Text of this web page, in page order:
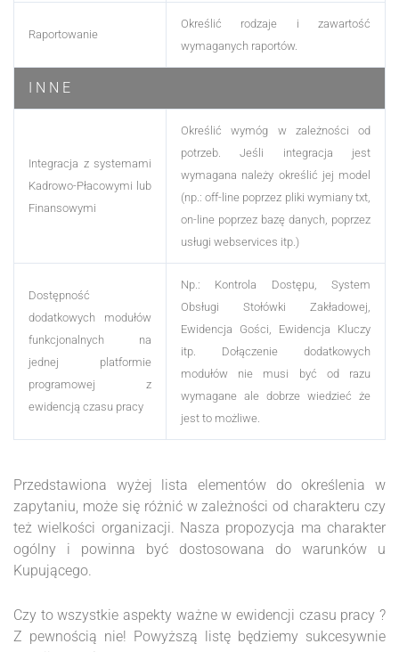
Raportowanie
Określić rodzaje i zawartość
wymaganych raportów.
I N N E
Integracja z systemami
Kadrowo-Płacowymi lub
Finansowymi
Określić wymóg w zależności od
potrzeb. Jeśli integracja jest
wymagana należy określić jej model
(np.: off-line poprzez pliki wymiany txt,
on-line poprzez bazę danych, poprzez
usługi webservices itp.)
Dostępność
dodatkowych modułów
funkcjonalnych na
jednej platformie
programowej z
ewidencją czasu pracy
Np.: Kontrola Dostępu, System
Obsługi Stołówki Zakładowej,
Ewidencja Gości, Ewidencja Kluczy
itp. Dołączenie dodatkowych
modułów nie musi być od razu
wymagane ale dobrze wiedzieć że
jest to możliwe.
Przedstawiona wyżej lista elementów do określenia w
zapytaniu, może się różnić w zależności od charakteru czy
też wielkości organizacji. Nasza propozycja ma charakter
ogólny i powinna być dostosowana do warunków u
Kupującego.
Czy to wszystkie aspekty ważne w ewidencji czasu pracy ?
Z pewnością nie! Powyższą listę będziemy sukcesywnie